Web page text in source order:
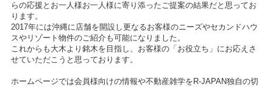
らの応援とお一人様お一人様に寄り添ったご提案の結果だと思ってお
ります。
2017年には沖縄に店舗を開設し更なるお客様のニーズやセカンドハウ
スやリゾート物件のご紹介も可能になりました。
これからも大木より銘木を目指し、お客様の「お役立ち」にお応えさ
せていただこうと思っております。
ホームページでは会員様向けの情報や不動産雑学をR-JAPAN独自の切